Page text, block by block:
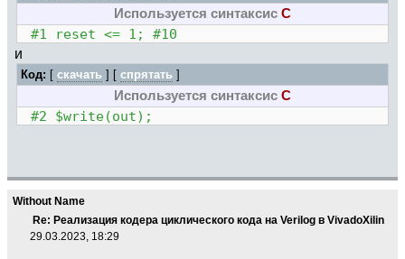
Используется синтаксис C
#1 reset <= 1; #10
и
Код: [скачать ] [спрятать ]
Используется синтаксис C
#2 $write(out);
Without Name
Re: Реализация кодера циклического кода на Verilog в VivadoXilin
29.03.2023, 18:29